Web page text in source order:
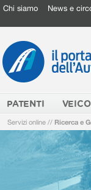
Chi siamo News e
PATENTI
Servizi online // Ricerca e